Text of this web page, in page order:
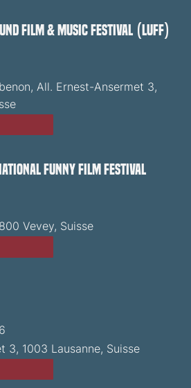
Film & Music Festival (LUFF)
All. Ernest-Ansermet 3,
Funny Film Festival
Vevey, Suisse
3, 1003 Lausanne, Suisse